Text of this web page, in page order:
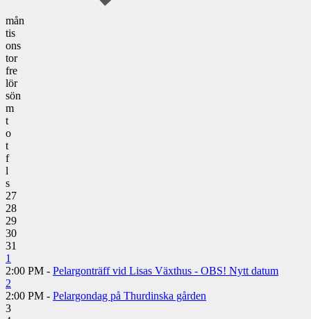
mån
tis
ons
tor
fre
lör
sön
m
t
o
t
f
l
s
27
28
29
30
31
1
2:00 PM - Pelargonträff vid Lisas Växthus - OBS! Nytt datum
2
2:00 PM - Pelargondag på Thurdinska gården
3